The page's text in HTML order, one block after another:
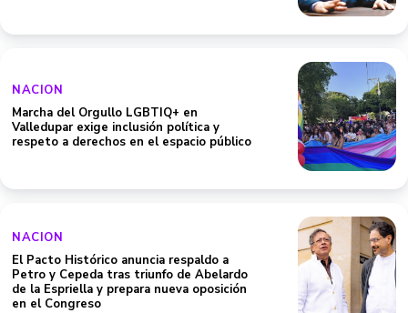
NACION
Marcha del Orgullo LGBTIQ+ en
Valledupar exige inclusión política y
respeto a derechos en el espacio público
NACION
El Pacto Histórico anuncia respaldo a
Petro y Cepeda tras triunfo de Abelardo
de la Espriella y prepara nueva oposición
en el Congreso